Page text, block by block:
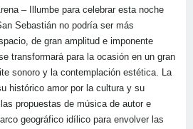
– Illumbe para celebrar esta noche
Sebastián no podría ser más
de gran amplitud e imponente
transformará para la ocasión en un gran
sonoro y la contemplación estética. La
histórico amor por la cultura y su
propuestas de música de autor e
geográfico idílico para envolver las